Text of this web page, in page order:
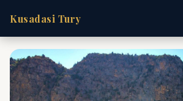
Kusadasi Tury